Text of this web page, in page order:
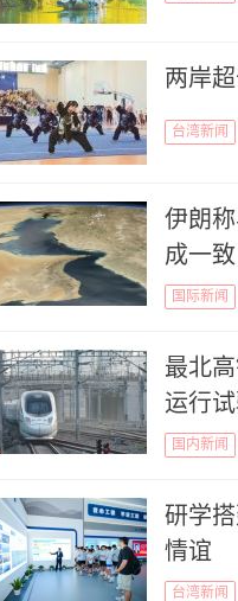
两岸
台湾新闻
伊朗
成一致
国际新闻
最北
运行
国内新闻
研学
情谊
台湾新闻